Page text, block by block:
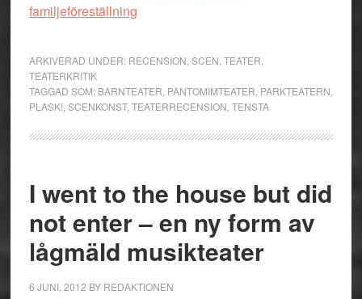
familjeföreställning
ARKIVERAD UNDER: RECENSION SCEN TEATER
TEATERKRITIK
TAGGAD SOM: BARNTEATER PANTOMIMTEATER PARKTEATERN
PLASK! SCENKONST, TEATERRECENSION TENSTA
I went to the house but did
not enter – en ny form av
lågmäld musikteater
6 JUNI, 2012 BY REDAKTIONEN